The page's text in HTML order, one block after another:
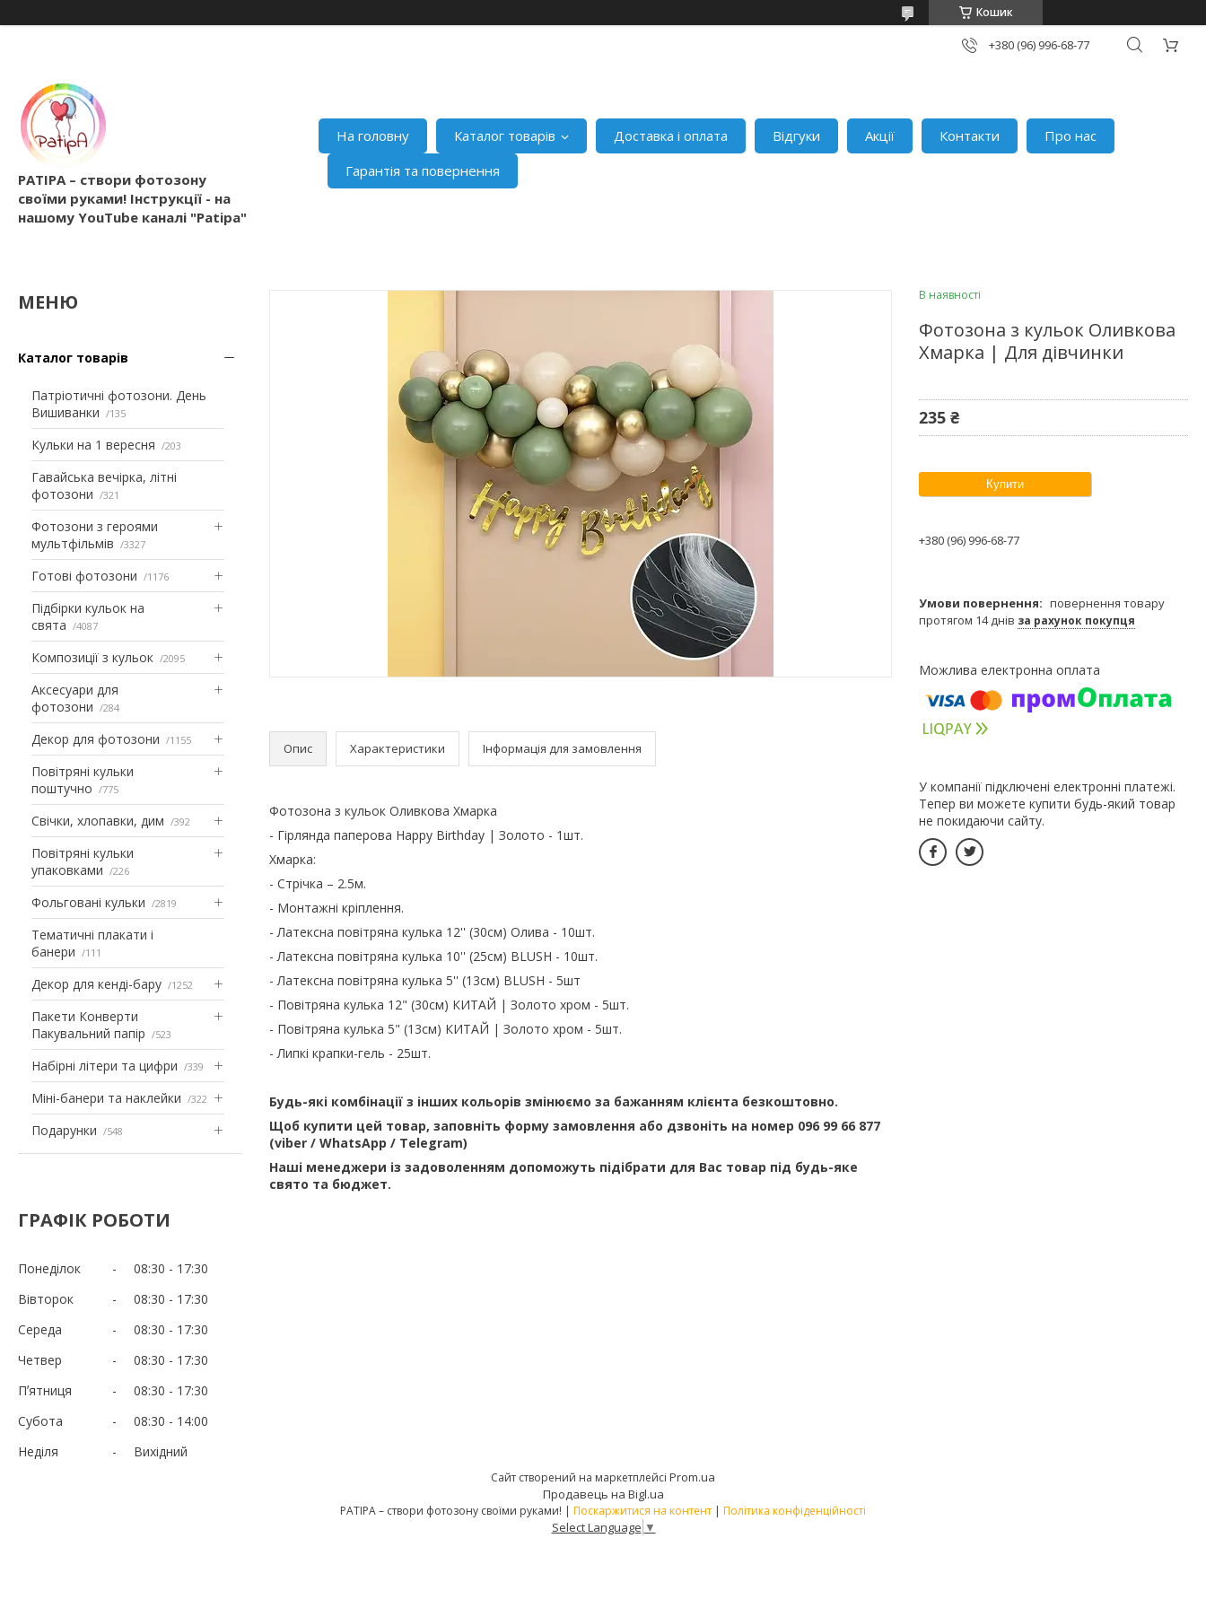
Кошик
+380 (96) 996-68-77
PATIPA – створи фотозону
своїми руками! Інструкції - на
нашому YouTube каналі "Patipa"
На головну Каталог товарів Доставка і оплата Відгуки Акції Контакти
Про нас
Гарантія та повернення
Каталог товарів
Патріотичні фотозони. День
Вишиванки
135
Кульки на 1 вересня 203
Гавайська вечірка, літні
фотозони
321
Фотозони з героями
мультфільмів
3327
Готові фотозони 1176
Підбірки кульок на
свята
4087
Композиції з кульок 2095
Аксесуари для
фотозони
284
Декор для фотозони 1155
Повітряні кульки
поштучно
775
Свічки, хлопавки, дим 392
Повітряні кульки
упаковками
226
Фольговані кульки 2819
Тематичні плакати і
банери
111
Декор для кенді-бару 1252
Пакети Конверти
Пакувальний папір
523
Набірні літери та цифри 339
Міні-банери та наклейки 322
Подарунки 548
ГРАФІК РОБОТИ
Понеділок 08:30
17:30
Вівторок
08:30
17:30
Середа
08:30
17:30
Четвер
08:30
17:30
Пʼятниця
08:30
17:30
Субота
08:30
14:00
Неділя
Вихідний
Опис Характеристики Інформація для замовлення
Фотозона з кульок Оливкова Хмарка
- Гірлянда паперова Happy Birthday | Золото - 1шт.
Хмарка:
- Стрічка – 2.5м.
- Монтажні кріплення.
- Латексна повітряна кулька 12'' (30см) Олива - 10шт.
- Латексна повітряна кулька 10'' (25см) BLUSH - 10шт.
- Латексна повітряна кулька 5'' (13см) BLUSH - 5шт
- Повітряна кулька 12" (30см) КИТАЙ | Золото хром - 5шт.
- Повітряна кулька 5" (13см) КИТАЙ | Золото хром - 5шт.
- Липкі крапки-гель - 25шт.
Будь-які комбінації з інших кольорів змінюємо за бажанням клієнта безкоштовно.
Щоб купити цей товар, заповніть форму замовлення або дзвоніть на номер 096 99 66 877
(viber / WhatsApp / Telegram)
Наші менеджери із задоволенням допоможуть підібрати для Вас товар під будь-яке
свято та бюджет.
В наявності
Фотозона з кульок Оливкова
Хмарка | Для дівчинки
235 ₴
Купити
+380 (96) 996-68-77
повернення товару
протягом 14 днів за рахунок покупця
У компанії підключені електронні платежі.
Тепер ви можете купити будь-який товар
не покидаючи сайту.
Сайт створений на маркетплейсі Prom.ua
Продавець на Bigl.ua
PATIPA – створи фотозону своїми руками! | Поскаржитися на контент | Політика конфіденційності
Select Language ▼